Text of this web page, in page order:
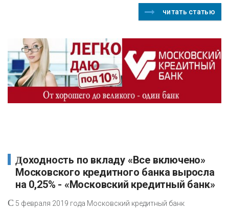
читать статью
Доходность по вкладу «Все включено»
Московского кредитного банка выросла
на 0,25% - «Московский кредитный банк»
С 5 февраля 2019 года Московский кредитный банк